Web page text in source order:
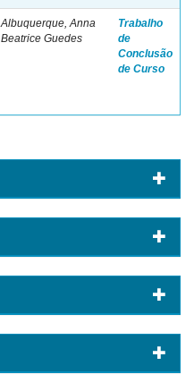
Albuquerque, Anna
Beatrice Guedes
Trabalho
de
Conclusão
de Curso